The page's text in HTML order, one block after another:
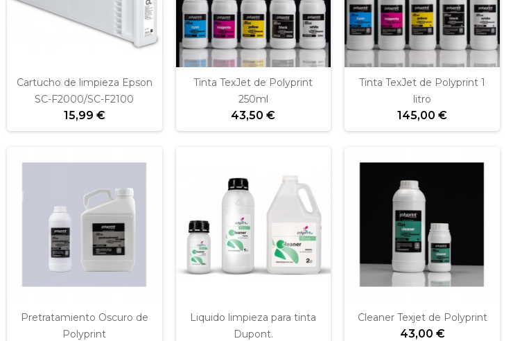
Cartucho de limpieza Epson
SC-F2000/SC-F2100
15,99 €
Tinta TexJet de Polyprint
250ml
43,50 €
Tinta TexJet de Polyprint 1
litro
145,00 €
Pretratamiento Oscuro de
Polyprint
Liquido limpieza para tinta
Dupont.
Cleaner Texjet de Polyprint
43,00 €